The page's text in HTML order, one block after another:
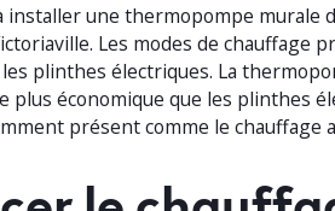
installer une thermopompe murale
Les modes de chauffage
plinthes électriques. La
plus économique que les plinthes
présent comme le chauffage